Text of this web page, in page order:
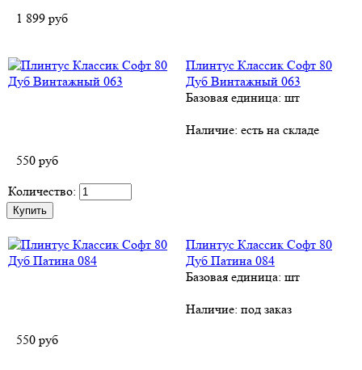
1 899 руб
Плинтус Классик Софт 80
Дуб Винтажный 063
Базовая единица: шт
Наличие: есть на складе
550 руб
Количество:
Плинтус Классик Софт 80
Дуб Патина 084
Базовая единица: шт
Наличие: под заказ
550 руб